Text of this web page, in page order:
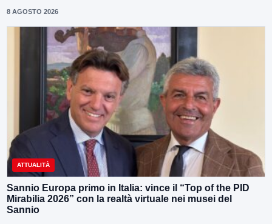
8 AGOSTO 2026
ATTUALITÀ
Sannio Europa primo in Italia: vince il “Top of the PID
Mirabilia 2026” con la realtà virtuale nei musei del
Sannio